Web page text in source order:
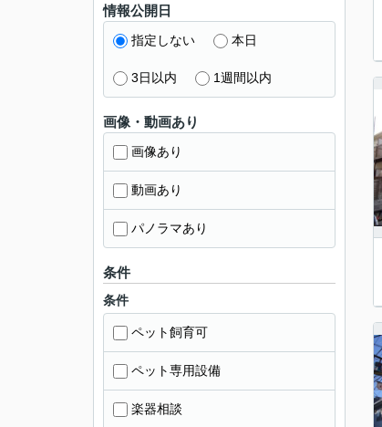
情報公開日
指定しない 本日
3日以内 1週間以内
画像・動画あり
画像あり
動画あり
パノラマあり
条件
条件
ペット飼育可
ペット専用設備
楽器相談